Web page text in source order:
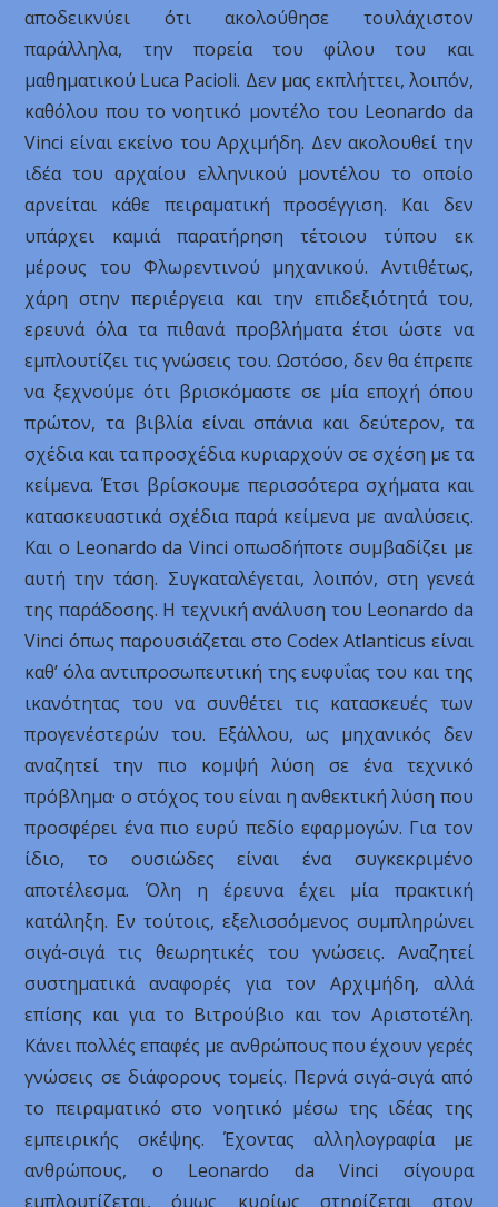
αποδεικνύει ότι ακολούθησε τουλάχιστον
παράλληλα, την πορεία του φίλου του και
μαθηματικού Luca Pacioli. Δεν μας εκπλήττει, λοιπόν,
καθόλου που το νοητικό μοντέλο του Leonardo da
Vinci είναι εκείνο του Αρχιμήδη. Δεν ακολουθεί την
ιδέα του αρχαίου ελληνικού μοντέλου το οποίο
αρνείται κάθε πειραματική προσέγγιση. Και δεν
υπάρχει καμιά παρατήρηση τέτοιου τύπου εκ
μέρους του Φλωρεντινού μηχανικού. Αντιθέτως,
χάρη στην περιέργεια και την επιδεξιότητά του,
ερευνά όλα τα πιθανά προβλήματα έτσι ώστε να
εμπλουτίζει τις γνώσεις του. Ωστόσο, δεν θα έπρεπε
να ξεχνούμε ότι βρισκόμαστε σε μία εποχή όπου
πρώτον, τα βιβλία είναι σπάνια και δεύτερον, τα
σχέδια και τα προσχέδια κυριαρχούν σε σχέση με τα
κείμενα. Έτσι βρίσκουμε περισσότερα σχήματα και
κατασκευαστικά σχέδια παρά κείμενα με αναλύσεις.
Και ο Leonardo da Vinci οπωσδήποτε συμβαδίζει με
αυτή την τάση. Συγκαταλέγεται, λοιπόν, στη γενεά
της παράδοσης. Η τεχνική ανάλυση του Leonardo da
Vinci όπως παρουσιάζεται στο Codex Atlanticus είναι
καθ’ όλα αντιπροσωπευτική της ευφυΐας του και της
ικανότητας του να συνθέτει τις κατασκευές των
προγενέστερών του. Εξάλλου, ως μηχανικός δεν
αναζητεί την πιο κομψή λύση σε ένα τεχνικό
πρόβλημα· ο στόχος του είναι η ανθεκτική λύση που
προσφέρει ένα πιο ευρύ πεδίο εφαρμογών. Για τον
ίδιο, το ουσιώδες είναι ένα συγκεκριμένο
αποτέλεσμα. Όλη η έρευνα έχει μία πρακτική
κατάληξη. Εν τούτοις, εξελισσόμενος συμπληρώνει
σιγά-σιγά τις θεωρητικές του γνώσεις. Αναζητεί
συστηματικά αναφορές για τον Αρχιμήδη, αλλά
επίσης και για το Βιτρούβιο και τον Αριστοτέλη.
Κάνει πολλές επαφές με ανθρώπους που έχουν γερές
γνώσεις σε διάφορους τομείς. Περνά σιγά-σιγά από
το πειραματικό στο νοητικό μέσω της ιδέας της
εμπειρικής σκέψης. Έχοντας αλληλογραφία με
ανθρώπους, ο Leonardo da Vinci σίγουρα
εμπλουτίζεται, όμως κυρίως στηρίζεται στον